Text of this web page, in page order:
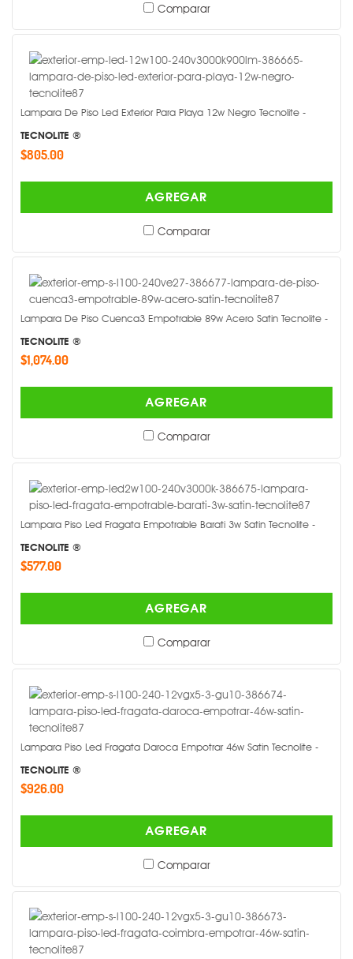
Comparar
Lampara De Piso Led Exterior Para Playa 12w Negro Tecnolite -
TECNOLITE ®
$805.00
AGREGAR
Comparar
Lampara De Piso Cuenca3 Empotrable 89w Acero Satin Tecnolite -
TECNOLITE ®
$1,074.00
AGREGAR
Comparar
Lampara Piso Led Fragata Empotrable Barati 3w Satin Tecnolite -
TECNOLITE ®
$577.00
AGREGAR
Comparar
Lampara Piso Led Fragata Daroca Empotrar 46w Satin Tecnolite -
TECNOLITE ®
$926.00
AGREGAR
Comparar